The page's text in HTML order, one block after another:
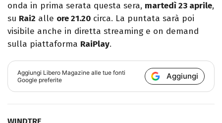
onda in prima serata questa sera, martedì 23 aprile,
su Rai2 alle ore 21.20 circa. La puntata sarà poi
visibile anche in diretta streaming e on demand
sulla piattaforma RaiPlay.
Aggiungi Libero Magazine alle tue fonti
Google preferite
Aggiungi